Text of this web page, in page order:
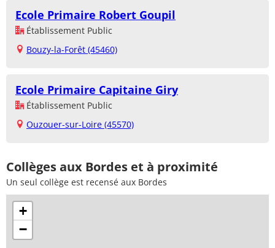
Ecole Primaire Robert Goupil
Établissement Public
Bouzy-la-Forêt (45460)
Ecole Primaire Capitaine Giry
Établissement Public
Ouzouer-sur-Loire (45570)
Collèges aux Bordes et à proximité
Un seul collège est recensé aux Bordes
+
−